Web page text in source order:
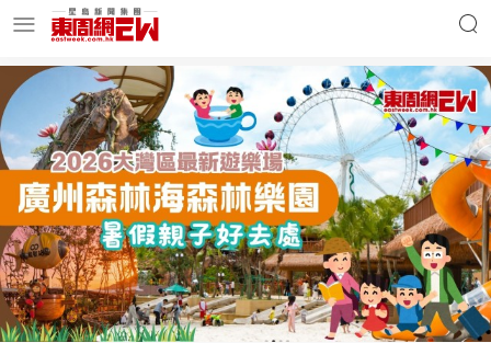
明星名人 時事財經
東周Ladies 優享生活
東周食玩通 會員活動